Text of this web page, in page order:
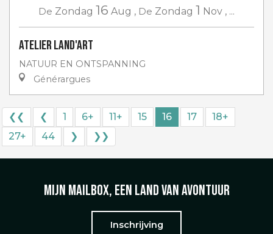
De Zondag 16 Aug , De Zondag 1 Nov , ...
Atelier Land'Art
NATUUR EN ONTSPANNING
Générargues
❮❮ ❮ 1 6+ 11+ 15 16 17
18+
27+
44 ❯ ❯❯
Mijn mailbox, een land van avontuur
Inschrijving